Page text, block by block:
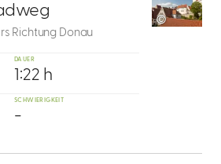
©
Richtung Donau
DAUER
1:22 h
SCHWIERIGKEIT
-